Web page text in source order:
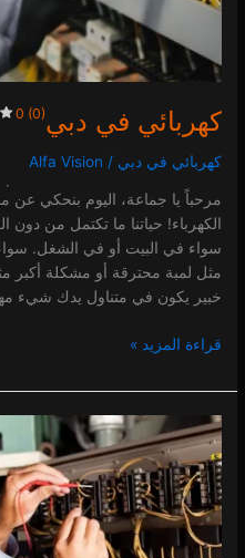
كهربائي في دبي0 (0)
كهربائي في دبي /
Alfa Vision
مرحباً يا جماعة، اليوم بنحكي عن
الكهرباء! حياتنا ما تكتمل من دون
سواء في البيت أو في الشغل.
مثل لمبة محترقة أو مشكلة أكبر
خبير يكون في متناول يدك شيء
قراءة المزيد »
كهربائي
في
مترو
صلاح
الدين